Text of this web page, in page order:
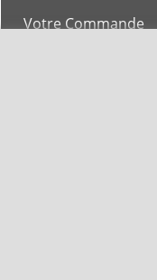
Votre Commande